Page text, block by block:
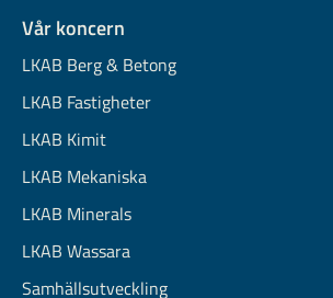
Vår koncern
LKAB Berg & Betong
LKAB Fastigheter
LKAB Kimit
LKAB Mekaniska
LKAB Minerals
LKAB Wassara
Samhällsutveckling